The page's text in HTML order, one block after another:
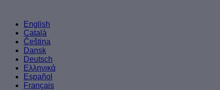
English
Català
Čeština
Dansk
Deutsch
Ελληνικά
Español
Français